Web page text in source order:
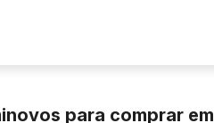
para comprar em